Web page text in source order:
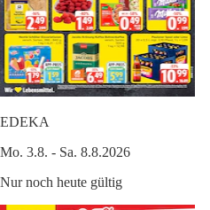
EDEKA
Mo. 3.8. - Sa. 8.8.2026
Nur noch heute gültig